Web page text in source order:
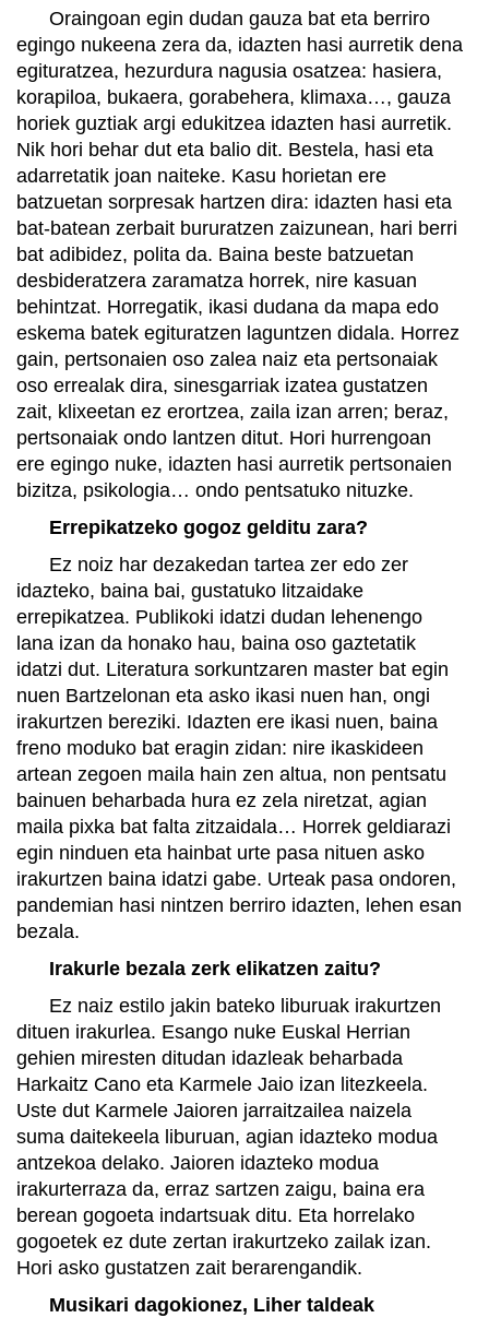
Oraingoan egin dudan gauza bat eta berriro
egingo nukeena zera da, idazten hasi aurretik dena
egituratzea, hezurdura nagusia osatzea: hasiera,
korapiloa, bukaera, gorabehera, klimaxa…, gauza
horiek guztiak argi edukitzea idazten hasi aurretik.
Nik hori behar dut eta balio dit. Bestela, hasi eta
adarretatik joan naiteke. Kasu horietan ere
batzuetan sorpresak hartzen dira: idazten hasi eta
bat-batean zerbait bururatzen zaizunean, hari berri
bat adibidez, polita da. Baina beste batzuetan
desbideratzera zaramatza horrek, nire kasuan
behintzat. Horregatik, ikasi dudana da mapa edo
eskema batek egituratzen laguntzen didala. Horrez
gain, pertsonaien oso zalea naiz eta pertsonaiak
oso errealak dira, sinesgarriak izatea gustatzen
zait, klixeetan ez erortzea, zaila izan arren; beraz,
pertsonaiak ondo lantzen ditut. Hori hurrengoan
ere egingo nuke, idazten hasi aurretik pertsonaien
bizitza, psikologia… ondo pentsatuko nituzke.
Errepikatzeko gogoz gelditu zara?
Ez noiz har dezakedan tartea zer edo zer
idazteko, baina bai, gustatuko litzaidake
errepikatzea. Publikoki idatzi dudan lehenengo
lana izan da honako hau, baina oso gaztetatik
idatzi dut. Literatura sorkuntzaren master bat egin
nuen Bartzelonan eta asko ikasi nuen han, ongi
irakurtzen bereziki. Idazten ere ikasi nuen, baina
freno moduko bat eragin zidan: nire ikaskideen
artean zegoen maila hain zen altua, non pentsatu
bainuen beharbada hura ez zela niretzat, agian
maila pixka bat falta zitzaidala… Horrek geldiarazi
egin ninduen eta hainbat urte pasa nituen asko
irakurtzen baina idatzi gabe. Urteak pasa ondoren,
pandemian hasi nintzen berriro idazten, lehen esan
bezala.
Irakurle bezala zerk elikatzen zaitu?
Ez naiz estilo jakin bateko liburuak irakurtzen
dituen irakurlea. Esango nuke Euskal Herrian
gehien miresten ditudan idazleak beharbada
Harkaitz Cano eta Karmele Jaio izan litezkeela.
Uste dut Karmele Jaioren jarraitzailea naizela
suma daitekeela liburuan, agian idazteko modua
antzekoa delako. Jaioren idazteko modua
irakurterraza da, erraz sartzen zaigu, baina era
berean gogoeta indartsuak ditu. Eta horrelako
gogoetek ez dute zertan irakurtzeko zailak izan.
Hori asko gustatzen zait berarengandik.
Musikari dagokionez, Liher taldeak